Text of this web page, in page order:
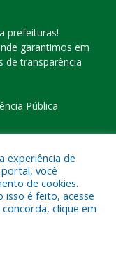
prefeituras!
garantimos em
de transparência
Pública
de Eldorado
experiência de
você
de cookies.
isso é feito, acesse
concorda, clique em